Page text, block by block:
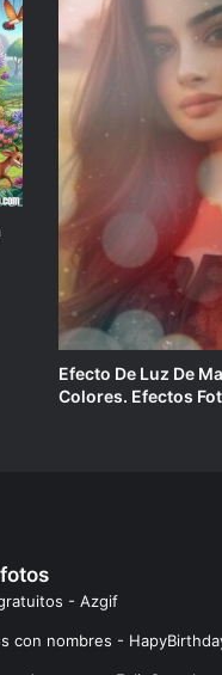
Efecto De Luz De
Colores. Efectos
- Azgif
con nombres -